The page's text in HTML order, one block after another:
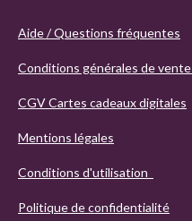
Aide / Questions fréquentes
Conditions générales de vente
CGV Cartes cadeaux digitales
Mentions légales
Conditions d'utilisation
Politique de confidentialité